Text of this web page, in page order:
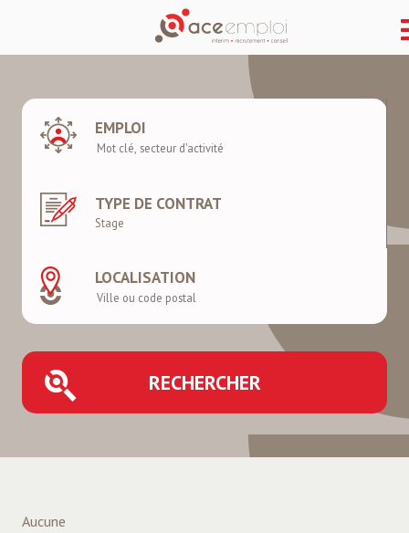
EMPLOI
TYPE DE CONTRAT
LOCALISATION
RECHERCHER
Aucune